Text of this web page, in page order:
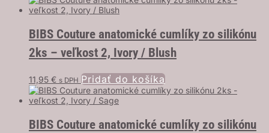
BIBS Couture anatomické cumlíky zo silikónu
2ks – veľkost 2, Ivory / Blush
11,95 € s DPH Pridať do košíka
BIBS Couture anatomické cumlíky zo silikónu